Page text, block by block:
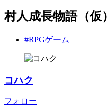
村人成長物語（仮）
#RPGゲーム
コハク
フォロー